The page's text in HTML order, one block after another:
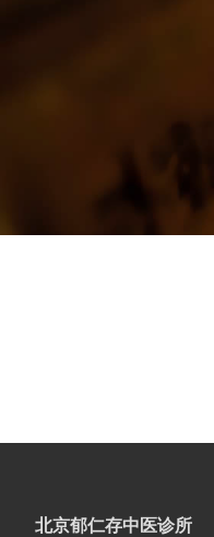
北京郁仁存中医诊所